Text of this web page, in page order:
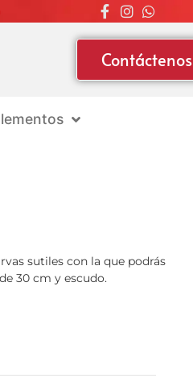
Contáctenos
sutiles con la que podrás
30 cm y escudo.